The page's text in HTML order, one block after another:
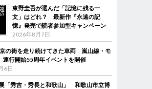
東野圭吾が選んだ「記憶に残る一
文」はどれ？ 最新作『永遠の記
憶』発売で読者参加型キャンペーン
2026年8月7日
の街を走り続けてきた車両 嵐山線・モ
運行開始55周年イベントを開催
6日
「秀吉・秀長と和歌山」 和歌山市立博